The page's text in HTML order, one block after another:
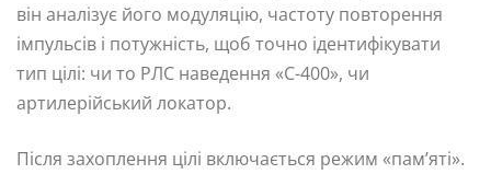
він аналізує його модуляцію, частоту повторення
імпульсів і потужність, щоб точно ідентифікувати
тип цілі: чи то РЛС наведення «С-400», чи
артилерійський локатор.
Після захоплення цілі включається режим «пам’яті».